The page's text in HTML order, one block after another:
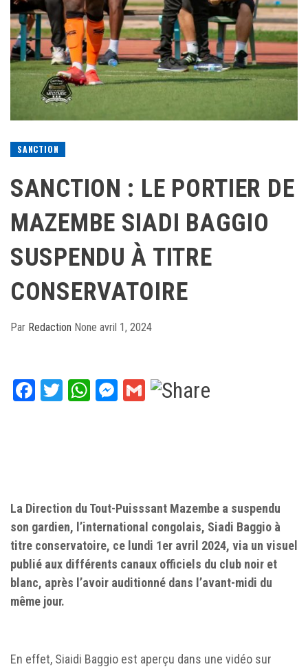
SANCTION
SANCTION : LE PORTIER DE
MAZEMBE SIADI BAGGIO
SUSPENDU À TITRE
CONSERVATOIRE
Par Redaction None avril 1, 2024
Facebook
TwitterWhatsApp
Messenger
Gmail
La Direction du Tout-Puisssant Mazembe a suspendu
son gardien, l’international congolais, Siadi Baggio à
titre conservatoire, ce lundi 1er avril 2024, via un visuel
publié aux différents canaux officiels du club noir et
blanc, après l’avoir auditionné dans l’avant-midi du
même jour.
En effet, Siaidi Baggio est aperçu dans une vidéo sur